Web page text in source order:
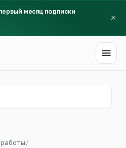
месяц подписки
/